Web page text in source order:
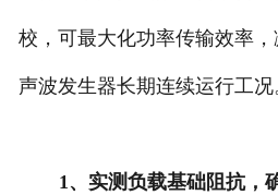
校，可最大化功率传输效率
声波发生器长期连续运行工况
1、实测负载基础阻抗，